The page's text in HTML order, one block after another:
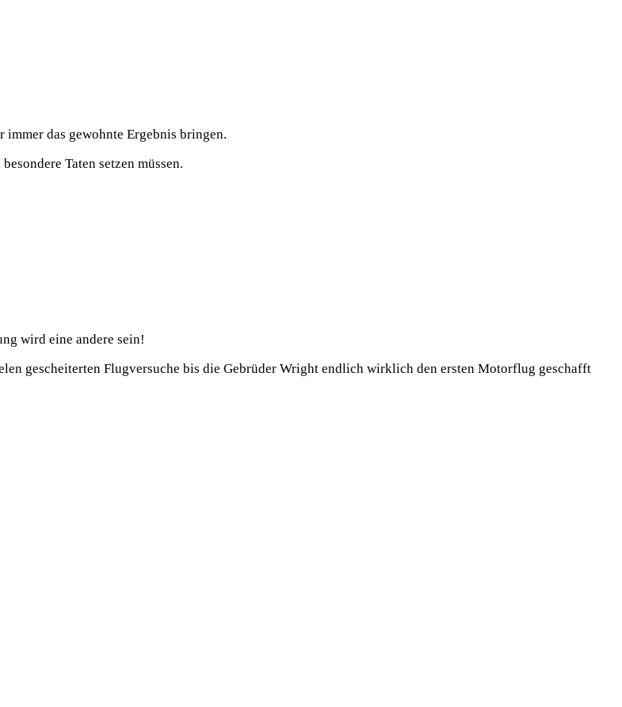
das gewohnte Ergebnis bringen.
Taten setzen müssen.
wird eine andere sein!
gescheiterten Flugversuche bis die Gebrüder Wright endlich wirklich den ersten Motorflug geschafft